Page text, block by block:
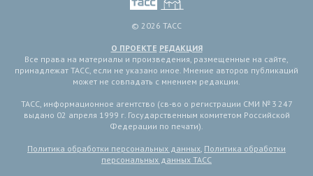
© 2026 ТАСС
О ПРОЕКТЕ РЕДАКЦИЯ
Все права на материалы и произведения, размещенные на сайте,
принадлежат ТАСС, если не указано иное. Мнение авторов публикаций
может не совпадать с мнением редакции.
ТАСС, информационное агентство (св-во о регистрации СМИ № 3 247
выдано 02 апреля 1999 г. Государственным комитетом Российской
Федерации по печати).
Политика обработки персональных данных, Политика обработки
персональных данных ТАСС